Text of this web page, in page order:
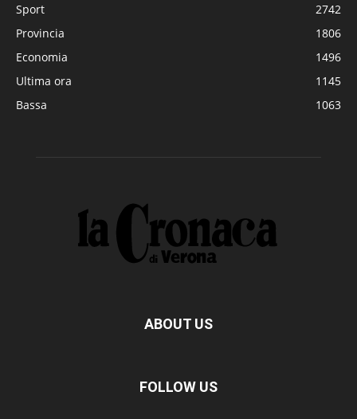
Sport
2742
Provincia
1806
Economia
1496
Ultima ora
1145
Bassa
1063
ABOUT US
FOLLOW US